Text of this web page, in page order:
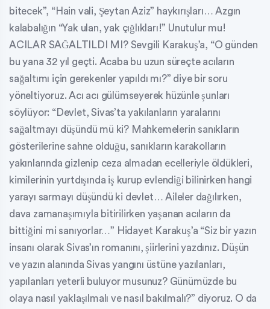
bitecek”, “Hain vali, Şeytan Aziz” haykırışları… Azgın
kalabalığın “Yak ulan, yak çığlıkları!” Unutulur mu!
ACILAR SAĞALTILDI MI? Sevgili Karakuş’a, “O günden
bu yana 32 yıl geçti. Acaba bu uzun süreçte acıların
sağaltımı için gerekenler yapıldı mı?” diye bir soru
yöneltiyoruz. Acı acı gülümseyerek hüzünle şunları
söylüyor: “Devlet, Sivas’ta yakılanların yaralarını
sağaltmayı düşündü mü ki? Mahkemelerin sanıkların
gösterilerine sahne olduğu, sanıkların karakolların
yakınlarında gizlenip ceza almadan ecelleriyle öldükleri,
kimilerinin yurtdışında iş kurup evlendiği bilinirken hangi
yarayı sarmayı düşündü ki devlet… Aileler dağılırken,
dava zamanaşımıyla bitirilirken yaşanan acıların da
bittiğini mi sanıyorlar…” Hidayet Karakuş’a “Siz bir yazın
insanı olarak Sivas’ın romanını, şiirlerini yazdınız. Düşün
ve yazın alanında Sivas yangını üstüne yazılanları,
yapılanları yeterli buluyor musunuz? Günümüzde bu
olaya nasıl yaklaşılmalı ve nasıl bakılmalı?” diyoruz. O da